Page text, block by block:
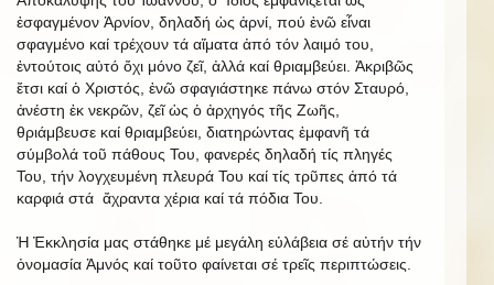
ἐσφαγμένον Ἀρνίον, δηλαδή ὡς ἀρνί, πού ἐνῶ εἶναι
σφαγμένο καί τρέχουν τά αἵματα ἀπό τόν λαιμό του,
ἐντούτοις αὐτό ὄχι μόνο ζεῖ, ἀλλά καί θριαμβεύει. Ἀκριβῶς
ἔτσι καί ὁ Χριστός, ἐνῶ σφαγιάστηκε πάνω στόν Σταυρό,
ἀνέστη ἐκ νεκρῶν, ζεῖ ὡς ὁ ἀρχηγός τῆς Ζωῆς,
θριάμβευσε καί θριαμβεύει, διατηρώντας ἐμφανῆ τά
σύμβολά τοῦ πάθους Του, φανερές δηλαδή τίς πληγές
Του, τήν λογχευμένη πλευρά Του καί τίς τρῦπες ἀπό τά
καρφιά στά ἄχραντα χέρια καί τά πόδια Του.
Ἡ Ἐκκλησία μας στάθηκε μέ μεγάλη εὐλάβεια σέ αὐτήν τήν
ὀνομασία Ἀμνός καί τοῦτο φαίνεται σέ τρεῖς περιπτώσεις.